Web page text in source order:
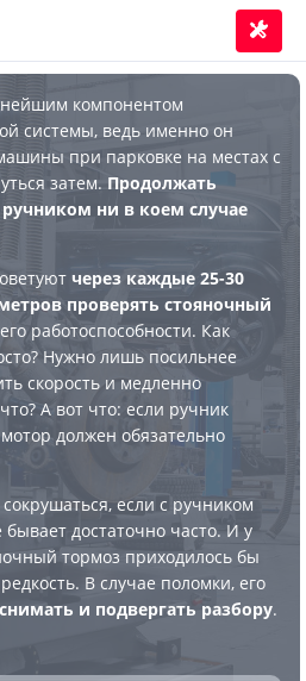
компонентом
системы, ведь именно он
при парковке на местах с
затем. Продолжать
ни в коем случае
через каждые 25-30
проверять стояночный
работоспособности. Как
Нужно лишь посильнее
скорость и медленно
А вот что: если ручник
должен обязательно
если с ручником
достаточно часто. И у
тормоз приходилось бы
В случае поломки, его
и подвергать разбору.